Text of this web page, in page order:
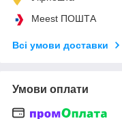
Meest ПОШТА
Всі умови доставки
Умови оплати